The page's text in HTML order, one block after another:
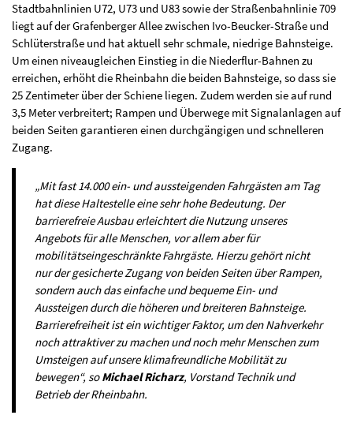
Stadtbahnlinien U72, U73 und U83 sowie der Straßenbahnlinie 709
liegt auf der Grafenberger Allee zwischen Ivo-Beucker-Straße und
Schlüterstraße und hat aktuell sehr schmale, niedrige Bahnsteige.
Um einen niveaugleichen Einstieg in die Niederflur-Bahnen zu
erreichen, erhöht die Rheinbahn die beiden Bahnsteige, so dass sie
25 Zentimeter über der Schiene liegen. Zudem werden sie auf rund
3,5 Meter verbreitert; Rampen und Überwege mit Signalanlagen auf
beiden Seiten garantieren einen durchgängigen und schnelleren
Zugang.
„Mit fast 14.000 ein- und aussteigenden Fahrgästen am Tag
hat diese Haltestelle eine sehr hohe Bedeutung. Der
barrierefreie Ausbau erleichtert die Nutzung unseres
Angebots für alle Menschen, vor allem aber für
mobilitätseingeschränkte Fahrgäste. Hierzu gehört nicht
nur der gesicherte Zugang von beiden Seiten über Rampen,
sondern auch das einfache und bequeme Ein- und
Aussteigen durch die höheren und breiteren Bahnsteige.
Barrierefreiheit ist ein wichtiger Faktor, um den Nahverkehr
noch attraktiver zu machen und noch mehr Menschen zum
Umsteigen auf unsere klimafreundliche Mobilität zu
bewegen“, soMichael Richarz, Vorstand Technik und
Betrieb der Rheinbahn.